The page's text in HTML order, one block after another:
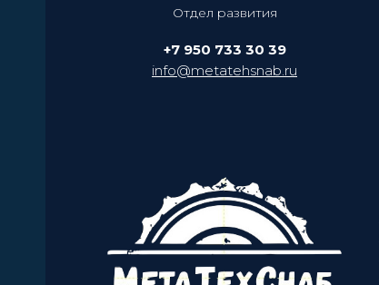
Отдел развития
+7 950 733 30 39
info@metatehsnab.ru